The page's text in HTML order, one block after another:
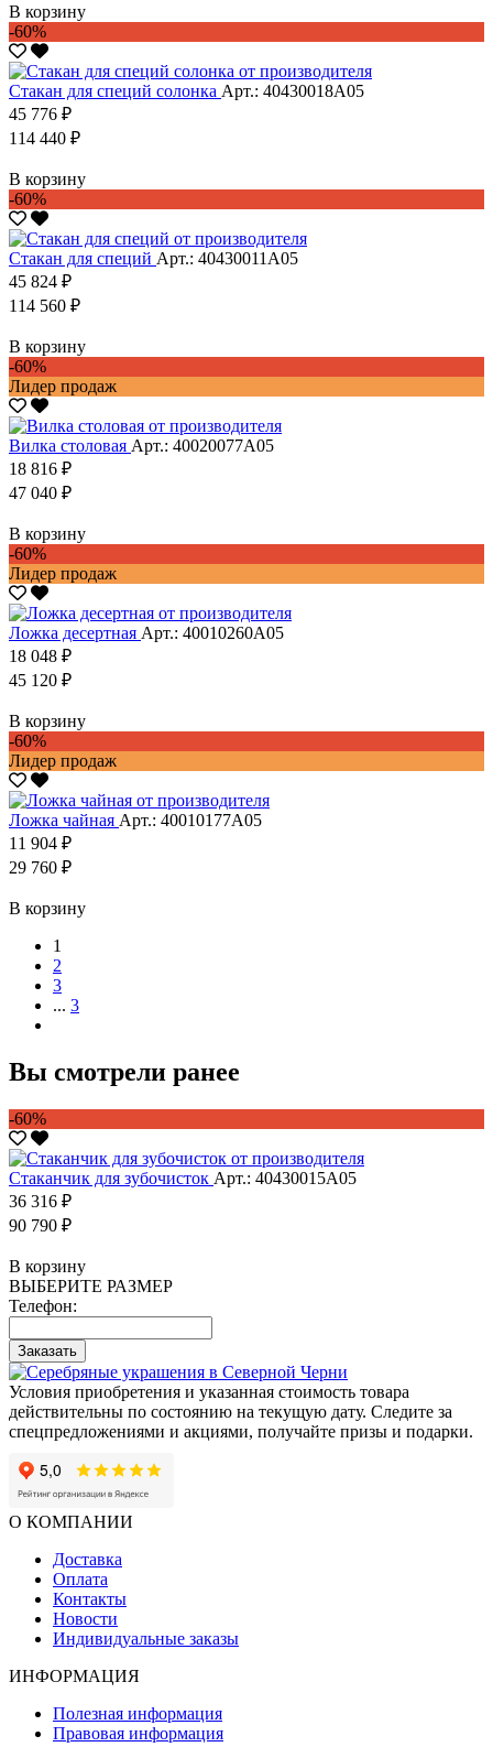
В корзину
-60%
Стакан для специй солонка Арт.: 40430018А05
45 776 ₽
114 440 ₽
В корзину
-60%
Стакан для специй Арт.: 40430011А05
45 824 ₽
114 560 ₽
В корзину
-60%
Лидер продаж
Вилка столовая Арт.: 40020077А05
18 816 ₽
47 040 ₽
В корзину
-60%
Лидер продаж
Ложка десертная Арт.: 40010260А05
18 048 ₽
45 120 ₽
В корзину
-60%
Лидер продаж
Ложка чайная Арт.: 40010177А05
11 904 ₽
29 760 ₽
В корзину
1
2
3
... 3
Вы смотрели ранее
-60%
Стаканчик для зубочисток Арт.: 40430015А05
36 316 ₽
90 790 ₽
В корзину
ВЫБЕРИТЕ РАЗМЕР
Телефон:
Заказать
Условия приобретения и указанная стоимость товара
действительны по состоянию на текущую дату. Следите за
спецпредложениями и акциями, получайте призы и подарки.
О КОМПАНИИ
Доставка
Оплата
Контакты
Новости
Индивидуальные заказы
ИНФОРМАЦИЯ
Полезная информация
Правовая информация